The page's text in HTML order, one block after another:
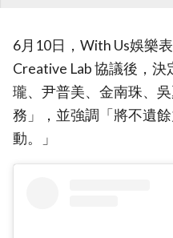
6月10日，With Us娛樂
Creative Lab 協議後，
瓏、尹普美、金南珠、
務」，並強調「將不遺
動。」